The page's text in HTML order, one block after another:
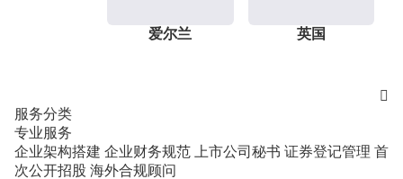
爱尔兰 英国

服务分类
专业服务
企业架构搭建 企业财务规范 上市公司秘书 证券登记管理 首
次公开招股 海外合规顾问